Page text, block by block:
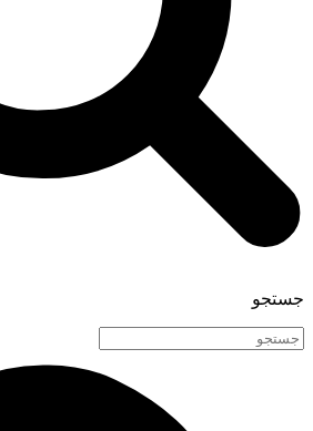
جستجو